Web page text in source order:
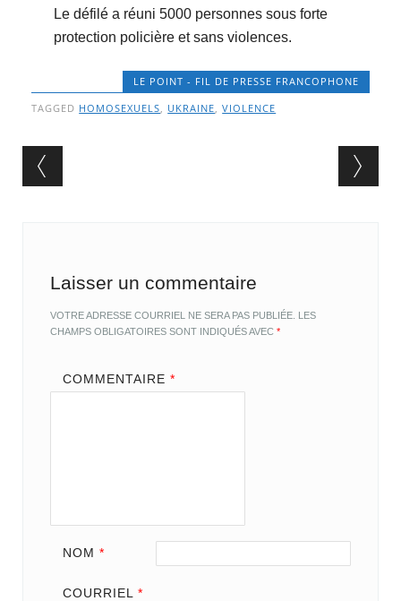
Le défilé a réuni 5000 personnes sous forte
protection policière et sans violences.
LE POINT - FIL DE PRESSE FRANCOPHONE
TAGGED HOMOSEXUELS, UKRAINE,VIOLENCE
Post navigation
Laisser un commentaire
VOTRE ADRESSE COURRIEL NE SERA PAS PUBLIÉE. LES
CHAMPS OBLIGATOIRES SONT INDIQUÉS AVEC*
COMMENTAIRE *
NOM *
COURRIEL *